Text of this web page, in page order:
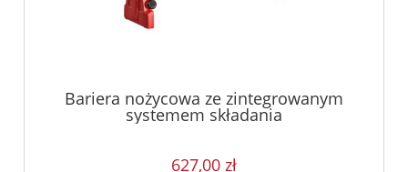
Bariera nożycowa ze zintegrowanym
systemem składania
627,00 zł